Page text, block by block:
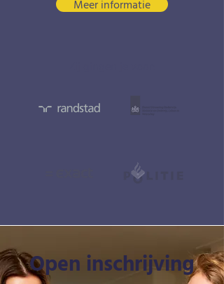
Meer informatie
Open inschrijving